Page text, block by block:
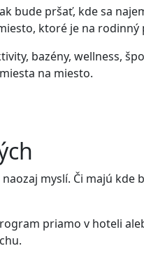
bude pršať, kde sa
ktoré je na
bazény, wellness,
na miesto.
myslí. Či majú kde
priamo v hoteli